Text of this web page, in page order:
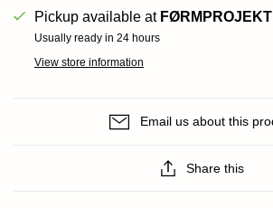
Pickup available at
Usually ready in 24 hours
View store information
Email us about this
Share this